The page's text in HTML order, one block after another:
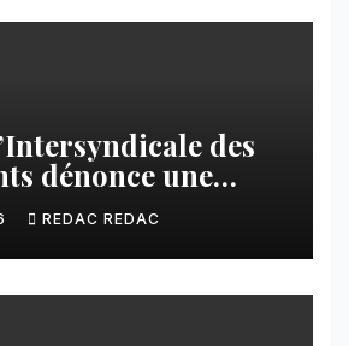
des
dénonce une
financière
écoles de la
REDAC REDAC